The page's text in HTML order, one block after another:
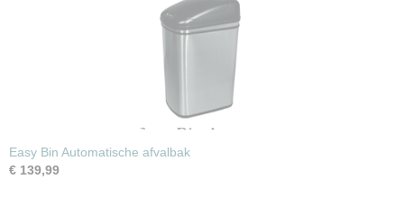
Easy Bin Automatische afvalbak
€ 139,99